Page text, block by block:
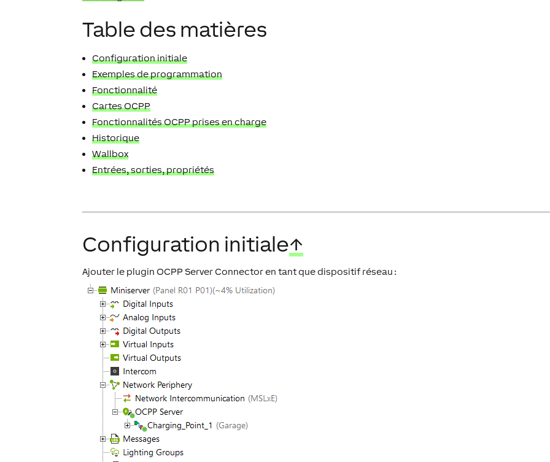
Table des matières
Configuration initiale
Exemples de programmation
Fonctionnalité
Cartes OCPP
Fonctionnalités OCPP prises en charge
Historique
Wallbox
Entrées, sorties, propriétés
Configuration initiale↑
Ajouter le plugin OCPP Server Connector en tant que dispositif réseau :